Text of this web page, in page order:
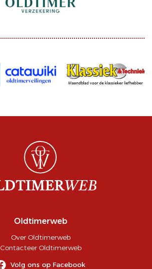
Oldtimerweb
Over Oldtimerweb
Contacteer Oldtimerweb
Volg ons op Facebook